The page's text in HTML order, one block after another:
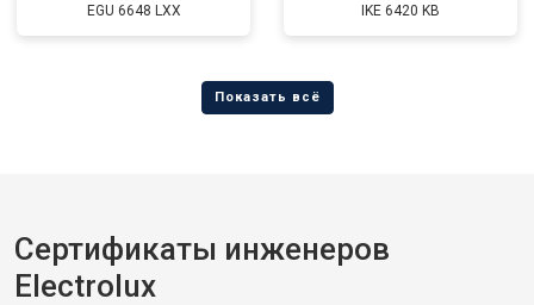
EGU 6648 LXX IKE 6420 KB
Сертификаты инженеров
Electrolux